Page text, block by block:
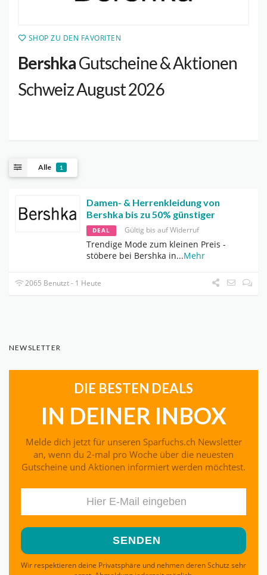
SHOP ZU DEN FAVORITEN
BershkaGutscheine & Aktionen
Schweiz August 2026
Alle 1
Damen- & Herrenkleidung von
Bershka bis zu 50% günstiger
DEAL Gültig bis auf Widerruf
Trendige Mode zum kleinen Preis -
stöbere bei Bershka in...Mehr
2065 Benutzt - 1 Heute
NEWSLETTER
DIE BESTEN DEALS
IN DEINER INBOX
Melde dich jetzt für unseren Sparfuchs.ch Newsletter
an, wenn du 2-mal pro Woche über die neuesten
Gutscheine und Aktionen informiert werden möchtest.
Wir respektieren deine Privatsphäre und nehmen deren Schutz sehr